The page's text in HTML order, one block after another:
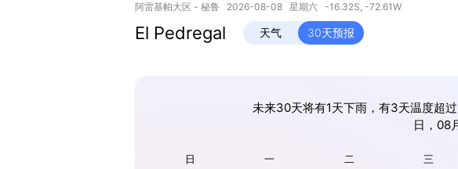
阿雷基帕大区 - 秘鲁 2026-08-08 星期六 -16.32S, -72.61W
El Pedregal 天气 30天预报
未来30天将有1天下雨，有3天温度超
日，08
日 一 二 三